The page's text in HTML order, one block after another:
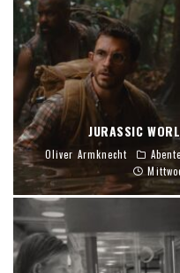
JURASSIC
Oliver Armknecht